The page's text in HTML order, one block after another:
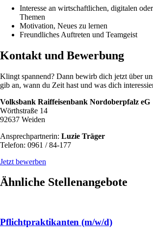
Interesse an wirtschaftlichen, digitalen
Themen
Motivation, Neues zu lernen
Freundliches Auftreten und Teamgeist
Kontakt und Bewerbung
Klingt spannend? Dann bewirb dich jetzt über
gib an, wann du Zeit hast und was dich
Volksbank Raiffeisenbank Nordoberpfalz eG
Wörthstraße 14
92637 Weiden
Ansprechpartnerin: Luzie Träger
Telefon: 0961 / 84-177
Jetzt bewerben
Ähnliche Stellenangebote
Pflichtpraktikanten (m/w/d)